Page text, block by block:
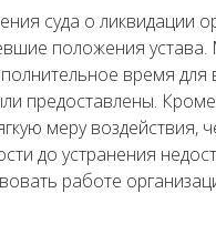
суда о ликвидации
положения устава.
время для
предоставлены.
меру воздействия,
до устранения
работе